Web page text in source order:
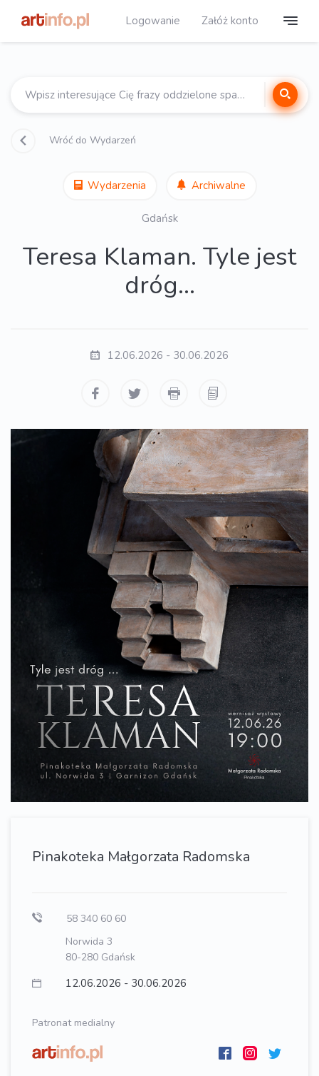
Logowanie Załóż konto
Wróć do Wydarzeń
Wydarzenia Archiwalne
Gdańsk
Teresa Klaman. Tyle jest
dróg...
12.06.2026 - 30.06.2026
Pinakoteka Małgorzata Radomska
58 340 60 60
Norwida 3
80-280 Gdańsk
12.06.2026 - 30.06.2026
Patronat medialny